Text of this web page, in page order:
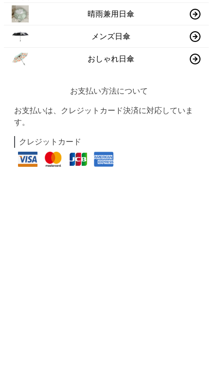
晴雨兼用日傘
メンズ日傘
おしゃれ日傘
お支払い方法について
お支払いは、クレジットカード決済に対応していま
す。
クレジットカード